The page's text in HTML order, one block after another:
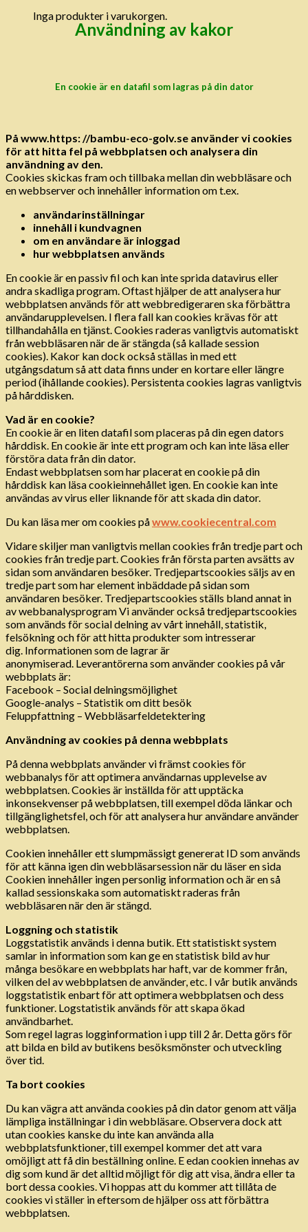
Inga produkter i varukorgen.
Användning av kakor
En cookie är en datafil som lagras på din dator
På www.https: //bambu-eco-golv.se använder vi cookies
för att hitta fel på webbplatsen och analysera din
användning av den.
Cookies skickas fram och tillbaka mellan din webbläsare och
en webbserver och innehåller information om t.ex.
användarinställningar
innehåll i kundvagnen
om en användare är inloggad
hur webbplatsen används
En cookie är en passiv fil och kan inte sprida datavirus eller
andra skadliga program. Oftast hjälper de att analysera hur
webbplatsen används för att webbredigeraren ska förbättra
användarupplevelsen. I flera fall kan cookies krävas för att
tillhandahålla en tjänst. Cookies raderas vanligtvis automatiskt
från webbläsaren när de är stängda (så kallade session
cookies). Kakor kan dock också ställas in med ett
utgångsdatum så att data finns under en kortare eller längre
period (ihållande cookies). Persistenta cookies lagras vanligtvis
på hårddisken.
Vad är en cookie?
En cookie är en liten datafil som placeras på din egen dators
hårddisk. En cookie är inte ett program och kan inte läsa eller
förstöra data från din dator.
Endast webbplatsen som har placerat en cookie på din
hårddisk kan läsa cookieinnehållet igen. En cookie kan inte
användas av virus eller liknande för att skada din dator.
Du kan läsa mer om cookies påwww.cookiecentral.com
Vidare skiljer man vanligtvis mellan cookies från tredje part och
cookies från tredje part. Cookies från första parten avsätts av
sidan som användaren besöker. Tredjepartscookies säljs av en
tredje part som har element inbäddade på sidan som
användaren besöker. Tredjepartscookies ställs bland annat in
av webbanalysprogram Vi använder också tredjepartscookies
som används för social delning av vårt innehåll, statistik,
felsökning och för att hitta produkter som intresserar
dig. Informationen som de lagrar är
anonymiserad. Leverantörerna som använder cookies på vår
webbplats är:
Facebook – Social delningsmöjlighet
Google-analys – Statistik om ditt besök
Feluppfattning – Webbläsarfeldetektering
Användning av cookies på denna webbplats
På denna webbplats använder vi främst cookies för
webbanalys för att optimera användarnas upplevelse av
webbplatsen. Cookies är inställda för att upptäcka
inkonsekvenser på webbplatsen, till exempel döda länkar och
tillgänglighetsfel, och för att analysera hur användare använder
webbplatsen.
Cookien innehåller ett slumpmässigt genererat ID som används
för att känna igen din webbläsarsession när du läser en sida
Cookien innehåller ingen personlig information och är en så
kallad sessionskaka som automatiskt raderas från
webbläsaren när den är stängd.
Loggning och statistik
Loggstatistik används i denna butik. Ett statistiskt system
samlar in information som kan ge en statistisk bild av hur
många besökare en webbplats har haft, var de kommer från,
vilken del av webbplatsen de använder, etc. I vår butik används
loggstatistik enbart för att optimera webbplatsen och dess
funktioner. Logstatistik används för att skapa ökad
användbarhet.
Som regel lagras logginformation i upp till 2 år. Detta görs för
att bilda en bild av butikens besöksmönster och utveckling
över tid.
Ta bort cookies
Du kan vägra att använda cookies på din dator genom att välja
lämpliga inställningar i din webbläsare. Observera dock att
utan cookies kanske du inte kan använda alla
webbplatsfunktioner, till exempel kommer det att vara
omöjligt att få din beställning online. E edan cookien innehas av
dig som kund är det alltid möjligt för dig att visa, ändra eller ta
bort dessa cookies. Vi hoppas att du kommer att tillåta de
cookies vi ställer in eftersom de hjälper oss att förbättra
webbplatsen.